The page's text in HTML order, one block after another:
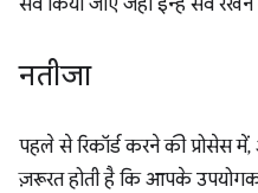
सेव किया जाए जहां इन्हें सेव रखने
नतीजा
पहले से रिकॉर्ड करने की प्रोसेस
ज़रूरत होती है कि आपके